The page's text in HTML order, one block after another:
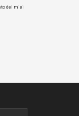
dei miei